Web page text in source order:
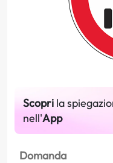
Scopri la
nell'App
Domanda